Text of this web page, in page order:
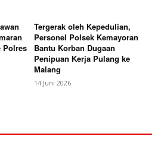
Polres
Tergerak oleh Kepedulian,
Personel Polsek Kemayoran
Bantu Korban Dugaan
Penipuan Kerja Pulang ke
Malang
14 Juni 2026